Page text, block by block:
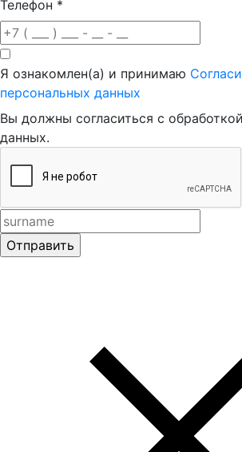
Телефон *
Я ознакомлен(а) и принимаю
персональных данных
Вы должны согласиться с
данных.